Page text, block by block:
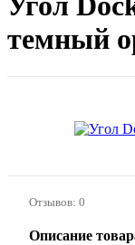
темный
Отзывов: 0
Описание